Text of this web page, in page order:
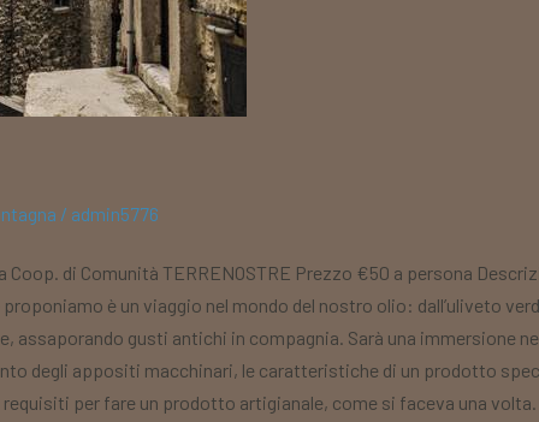
/ admin5776
di Comunità TERRENOSTRE Prezzo €50 a persona
proponiamo è un viaggio nel mondo del nostro olio: dall’uliveto
gusti antichi in compagnia. Sarà una immersione
degli appositi macchinari, le caratteristiche di un prodotto
per fare un prodotto artigianale, come si faceva una